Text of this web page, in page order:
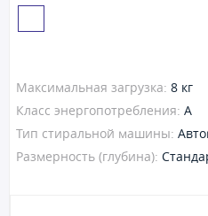
Максимальная загрузка: 8 кг
Класс энергопотребления: A
Тип стиральной машины:
Размерность (глубина):